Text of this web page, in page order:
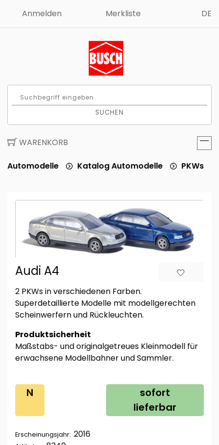
Anmelden Merkliste DE
SUCHEN
WARENKORB
Automodelle Katalog Automodelle PKWs
Audi A4
2 PKWs in verschiedenen Farben.
Superdetaillierte Modelle mit modellgerechten
Scheinwerfern und Rückleuchten.
Produktsicherheit
Maßstabs- und originalgetreues Kleinmodell für
erwachsene Modellbahner und Sammler.
N
sofort
lieferbar
Erscheinungsjahr: 2016